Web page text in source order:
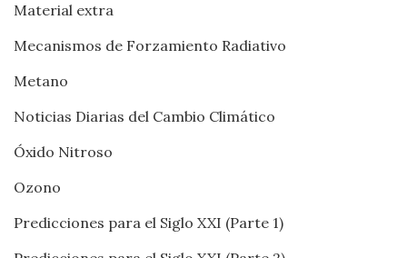
Material extra
Mecanismos de Forzamiento Radiativo
Metano
Noticias Diarias del Cambio Climático
Óxido Nitroso
Ozono
Predicciones para el Siglo XXI (Parte 1)